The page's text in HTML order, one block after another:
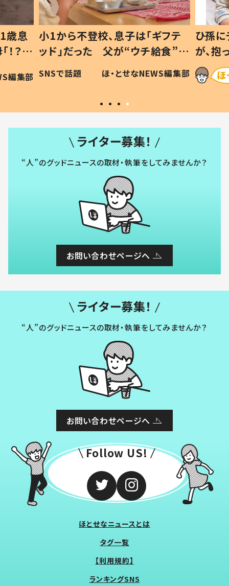
歳息
？」
編集部
小1から不登校、息子は「ギフテ
ッド」だった 父が“ウチ給食”を
作り続ける理由とは #令和の親
#令和の子
SNSで話題 ほ・とせなNEWS編集部
ひ孫
が、
「涙が
い」
ライター募集！
“人”のグッドニュースの取材・執筆をしてみませんか？
お問い合わせページへ
ライター募集！
“人”のグッドニュースの取材・執筆をしてみませんか？
お問い合わせページへ
Follow US!
ほとせなニュースとは
タグ一覧
【利用規約】
ランキングSNS